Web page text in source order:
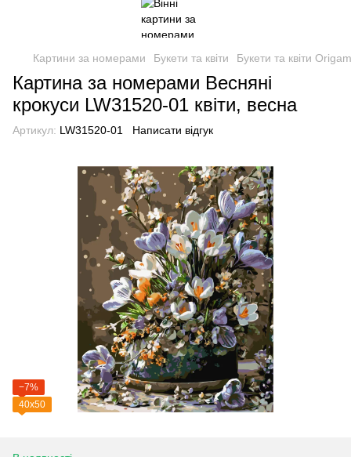
Картини за номерами Букети та квіти Букети та квіти
Картина за номерами Весняні
крокуси LW31520-01 квіти, весна
Артикул: LW31520-01 Написати відгук
−7%
40х50